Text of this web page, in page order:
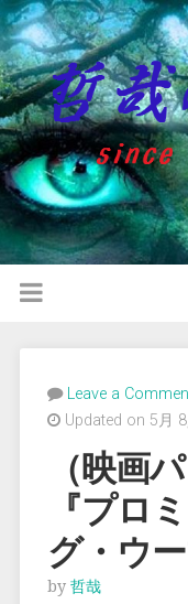
Leave a
Updated on 5月
（映画
『プロ
グ・ウー
by 哲哉